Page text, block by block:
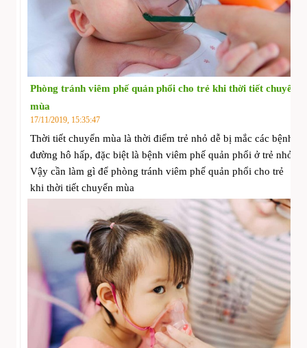
Phòng tránh viêm phế quản phổi cho trẻ khi thời tiết chuyển
mùa
17/11/2019, 15:35:47
Thời tiết chuyển mùa là thời điểm trẻ nhỏ dễ bị mắc các bệnh
đường hô hấp, đặc biệt là bệnh viêm phế quản phổi ở trẻ nhỏ.
Vậy cần làm gì để phòng tránh viêm phế quản phổi cho trẻ
khi thời tiết chuyển mùa